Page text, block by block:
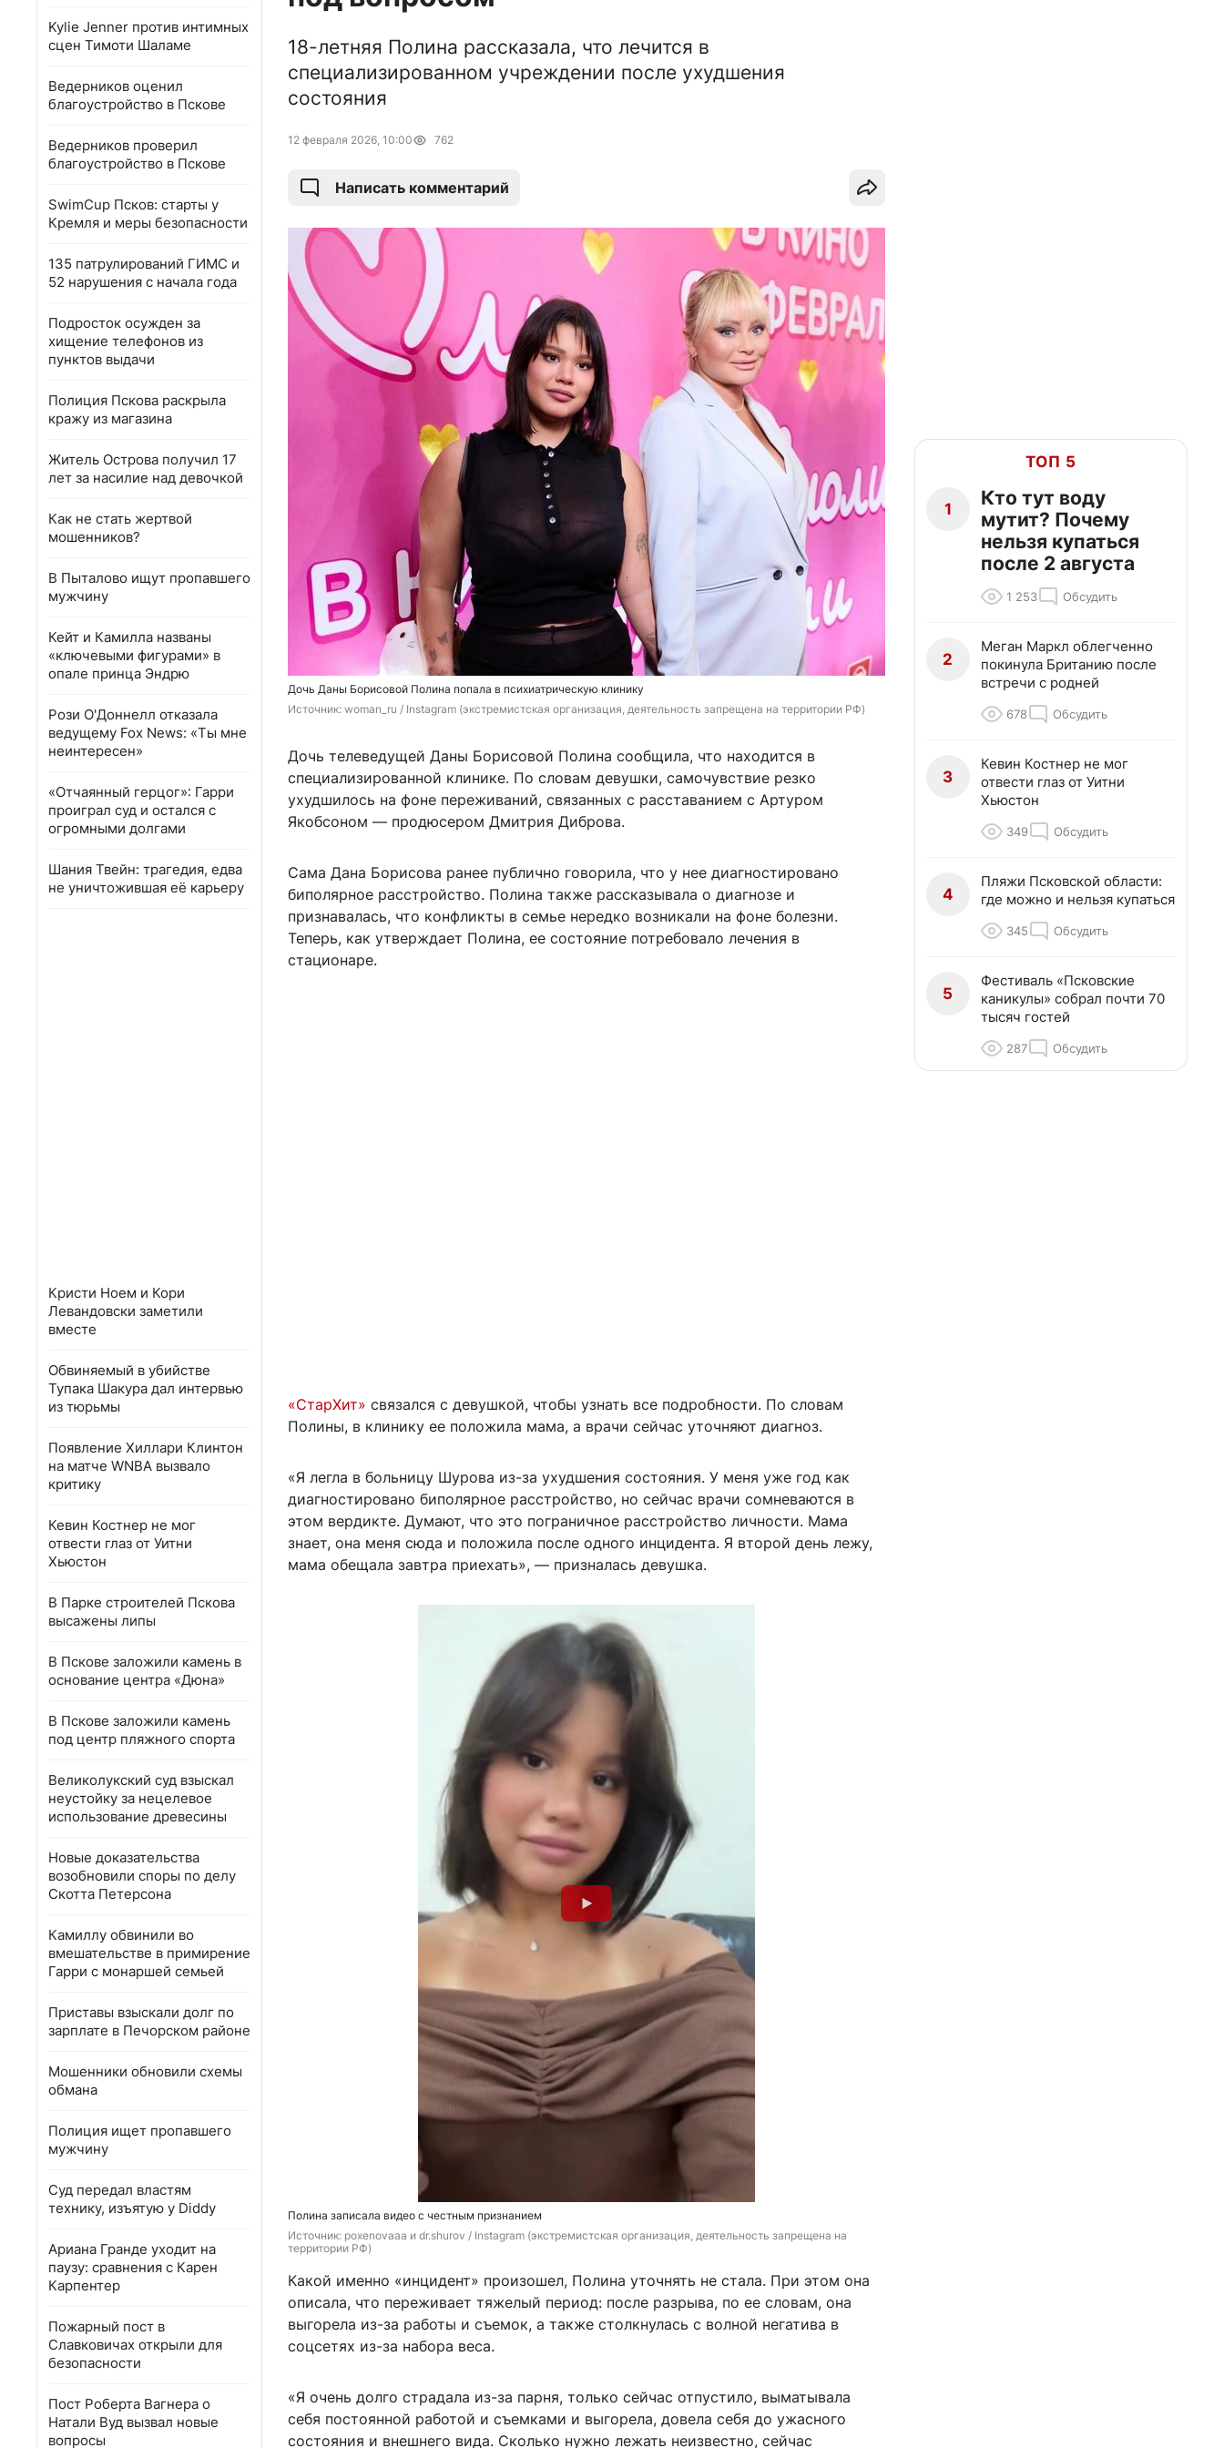
Kylie Jenner против интимных
сцен Тимоти Шаламе
Ведерников оценил
благоустройство в Пскове
Ведерников проверил
благоустройство в Пскове
SwimCup Псков: старты у
Кремля и меры безопасности
135 патрулирований ГИМС и
52 нарушения с начала года
Подросток осужден за
хищение телефонов из
пунктов выдачи
Полиция Пскова раскрыла
кражу из магазина
Житель Острова получил 17
лет за насилие над девочкой
Как не стать жертвой
мошенников?
В Пыталово ищут пропавшего
мужчину
Кейт и Камилла названы
«ключевыми фигурами» в
опале принца Эндрю
Рози О'Доннелл отказала
ведущему Fox News: «Ты мне
неинтересен»
«Отчаянный герцог»: Гарри
проиграл суд и остался с
огромными долгами
Шания Твейн: трагедия, едва
не уничтожившая её карьеру
Кристи Ноем и Кори
Левандовски заметили
вместе
Обвиняемый в убийстве
Тупака Шакура дал интервью
из тюрьмы
Появление Хиллари Клинтон
на матче WNBA вызвало
критику
Кевин Костнер не мог
отвести глаз от Уитни
Хьюстон
В Парке строителей Пскова
высажены липы
В Пскове заложили камень в
основание центра «Дюна»
В Пскове заложили камень
под центр пляжного спорта
Великолукский суд взыскал
неустойку за нецелевое
использование древесины
Новые доказательства
возобновили споры по делу
Скотта Петерсона
Камиллу обвинили во
вмешательстве в примирение
Гарри с монаршей семьей
Приставы взыскали долг по
зарплате в Печорском районе
Мошенники обновили схемы
обмана
Полиция ищет пропавшего
мужчину
Суд передал властям
технику, изъятую у Diddy
Ариана Гранде уходит на
паузу: сравнения с Карен
Карпентер
Пожарный пост в
Славковичах открыли для
безопасности
Пост Роберта Вагнера о
Натали Вуд вызвал новые
вопросы
18-летняя Полина рассказала, что лечится в
специализированном учреждении после ухудшения
состояния
12 февраля 2026, 10:00 762
Написать комментарий
Дочь Даны Борисовой Полина попала в психиатрическую клинику
Источник: woman_ru / Instagram (экстремистская организация, деятельность запрещена на территории РФ)
Дочь телеведущей Даны Борисовой Полина сообщила, что находится в
специализированной клинике. По словам девушки, самочувствие резко
ухудшилось на фоне переживаний, связанных с расставанием с Артуром
Якобсоном — продюсером Дмитрия Диброва.
Сама Дана Борисова ранее публично говорила, что у нее диагностировано
биполярное расстройство. Полина также рассказывала о диагнозе и
признавалась, что конфликты в семье нередко возникали на фоне болезни.
Теперь, как утверждает Полина, ее состояние потребовало лечения в
стационаре.
«СтарХит» связался с девушкой, чтобы узнать все подробности. По словам
Полины, в клинику ее положила мама, а врачи сейчас уточняют диагноз.
«Я легла в больницу Шурова из-за ухудшения состояния. У меня уже год как
диагностировано биполярное расстройство, но сейчас врачи сомневаются в
этом вердикте. Думают, что это пограничное расстройство личности. Мама
знает, она меня сюда и положила после одного инцидента. Я второй день лежу,
мама обещала завтра приехать», — призналась девушка.
Полина записала видео с честным признанием
Источник: poxenovaaa и dr.shurov / Instagram (экстремистская организация, деятельность запрещена на
территории РФ)
Какой именно «инцидент» произошел, Полина уточнять не стала. При этом она
описала, что переживает тяжелый период: после разрыва, по ее словам, она
выгорела из-за работы и съемок, а также столкнулась с волной негатива в
соцсетях из-за набора веса.
«Я очень долго страдала из-за парня, только сейчас отпустило, выматывала
себя постоянной работой и съемками и выгорела, довела себя до ужасного
состояния и внешнего вида. Сколько нужно лежать неизвестно, сейчас
ТОП 5
1
Кто тут воду
мутит? Почему
нельзя купаться
после 2 августа
1 253 Обсудить
2
Меган Маркл облегченно
покинула Британию после
встречи с родней
678 Обсудить
3
Кевин Костнер не мог
отвести глаз от Уитни
Хьюстон
349 Обсудить
4
Пляжи Псковской области:
где можно и нельзя купаться
345 Обсудить
5
Фестиваль «Псковские
каникулы» собрал почти 70
тысяч гостей
287 Обсудить